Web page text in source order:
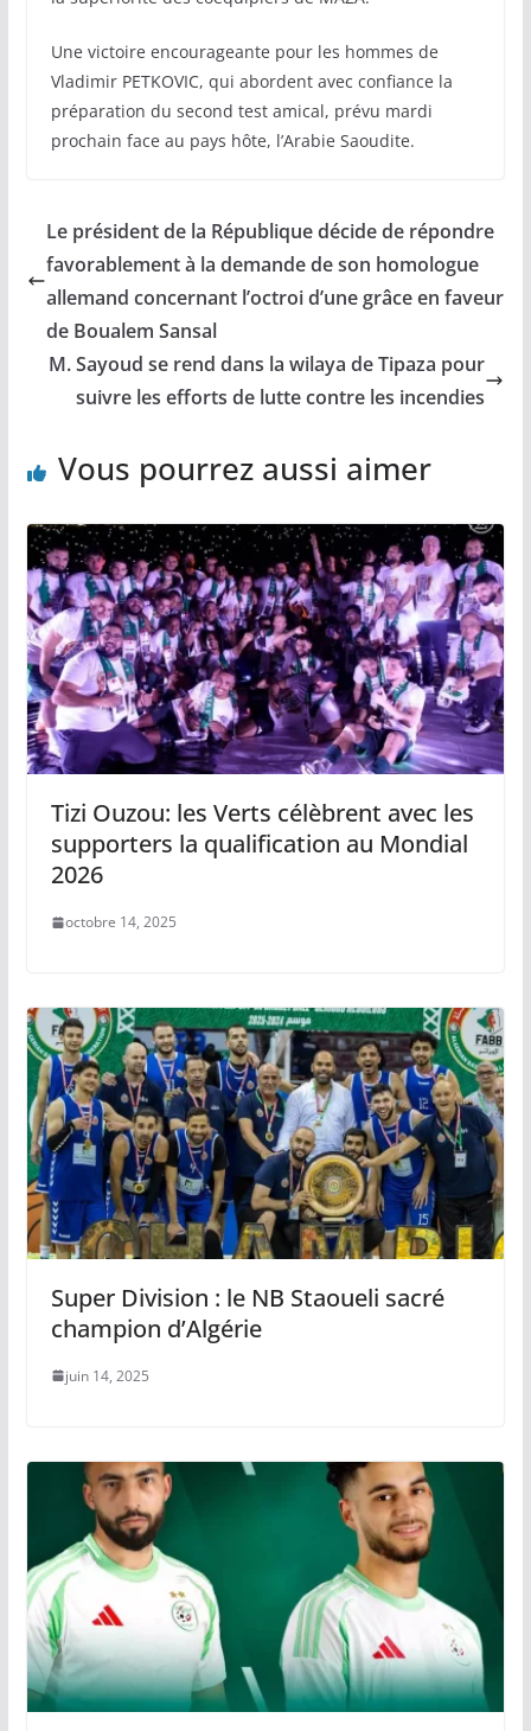
Une victoire encourageante pour les hommes de
Vladimir PETKOVIC, qui abordent avec confiance la
préparation du second test amical, prévu mardi
prochain face au pays hôte, l’Arabie Saoudite.
Le président de la République décide de répondre
favorablement à la demande de son homologue
allemand concernant l’octroi d’une grâce en faveur
de Boualem Sansal
M. Sayoud se rend dans la wilaya de Tipaza pour
suivre les efforts de lutte contre les incendies
Vous pourrez aussi aimer
Tizi Ouzou: les Verts célèbrent avec les
supporters la qualification au Mondial
2026
octobre 14, 2025
Super Division : le NB Staoueli sacré
champion d’Algérie
juin 14, 2025